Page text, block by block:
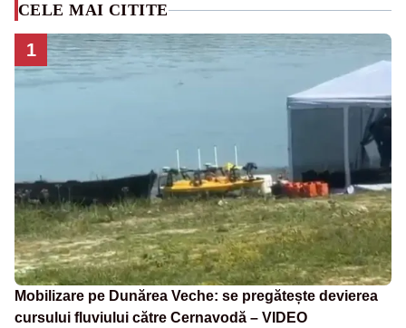
CELE MAI CITITE
1
Mobilizare pe Dunărea Veche: se pregătește devierea
cursului fluviului către Cernavodă – VIDEO